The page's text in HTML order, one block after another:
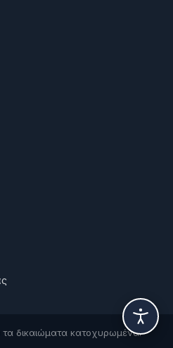
δικαιώματα κατοχυρωμένα.